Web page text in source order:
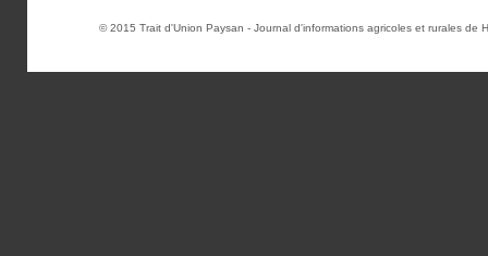
© 2015 Trait d'Union Paysan - Journal d'informations agricoles et rurales de